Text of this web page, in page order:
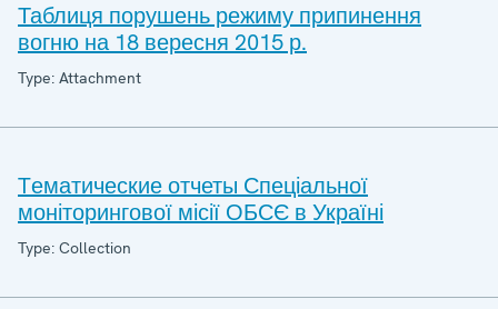
Таблиця порушень режиму припинення
вогню на 18 вересня 2015 р.
Type: Attachment
Tематические отчеты Спеціальної
моніторингової місії ОБСЄ в Україні
Type: Collection